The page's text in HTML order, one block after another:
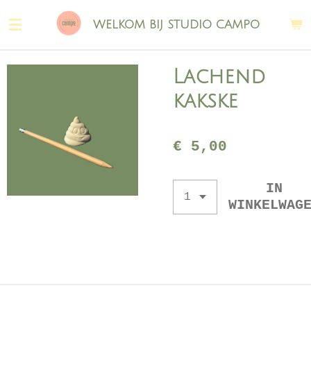
direct
de
WELKOM BIJ STUDIO CAMPO
Lachend
kakske
€ 5,00
IN